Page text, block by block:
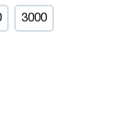
3000